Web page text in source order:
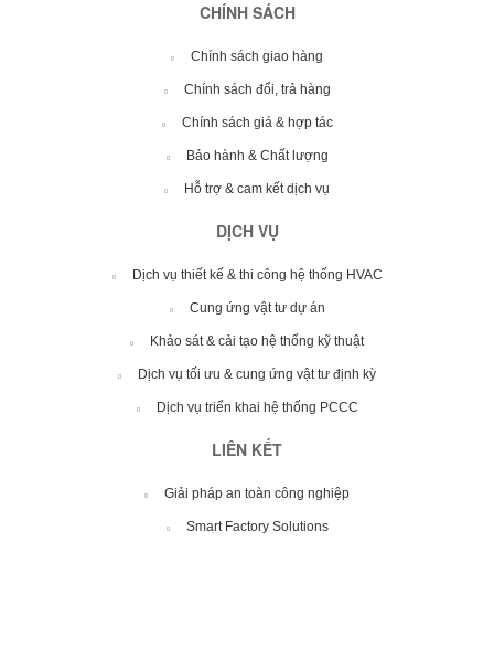
CHÍNH SÁCH
Chính sách giao hàng
Chính sách đổi, trả hàng
Chính sách giá & hợp tác
Bảo hành & Chất lượng
Hỗ trợ & cam kết dịch vụ
DỊCH VỤ
Dịch vụ thiết kế & thi công hệ thống HVAC
Cung ứng vật tư dự án
Khảo sát & cải tạo hệ thống kỹ thuật
Dịch vụ tối ưu & cung ứng vật tư định kỳ
Dịch vụ triển khai hệ thống PCCC
LIÊN KẾT
Giải pháp an toàn công nghiệp
Smart Factory Solutions